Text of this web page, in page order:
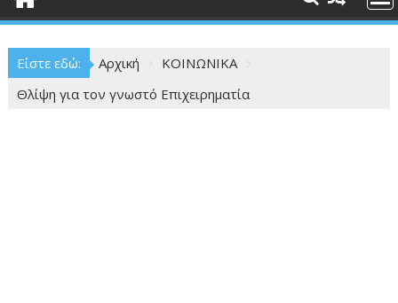
Είστε εδώ: Αρχική
ΚΟΙΝΩΝΙΚΑ
Θλίψη για τον γνωστό Επιχειρηματία